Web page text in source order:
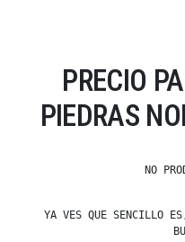
PRECIO
PIEDRAS
NO
YA VES QUE SENCILLO